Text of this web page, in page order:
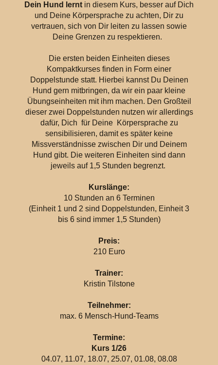
Dein Hund lernt in diesem Kurs, besser auf Dich
und Deine Körpersprache zu achten, Dir zu
vertrauen, sich von Dir leiten zu lassen sowie
Deine Grenzen zu respektieren.
Die ersten beiden Einheiten dieses
Kompaktkurses finden in Form einer
Doppelstunde statt. Hierbei kannst Du Deinen
Hund gern mitbringen, da wir ein paar kleine
Übungseinheiten mit ihm machen. Den Großteil
dieser zwei Doppelstunden nutzen wir allerdings
dafür, Dich für Deine Körpersprache zu
sensibilisieren, damit es später keine
Missverständnisse zwischen Dir und Deinem
Hund gibt. Die weiteren Einheiten sind dann
jeweils auf 1,5 Stunden begrenzt.
Kurslänge:
10 Stunden an 6 Terminen
(Einheit 1 und 2 sind Doppelstunden, Einheit 3
bis 6 sind immer 1,5 Stunden)
Preis:
210 Euro
Trainer:
Kristin Tilstone
Teilnehmer:
max. 6 Mensch-Hund-Teams
Termine:
Kurs 1/26
04.07, 11.07, 18.07, 25.07, 01.08, 08.08